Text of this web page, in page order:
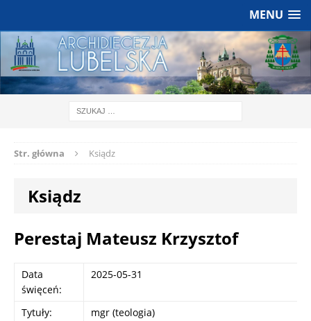
MENU
Str. główna Ksiądz
Ksiądz
Perestaj Mateusz Krzysztof
Data
święceń:
2025-05-31
Tytuły:
mgr (teologia)